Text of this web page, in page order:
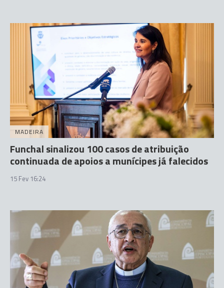
MADEIRA
Funchal sinalizou 100 casos de atribuição
continuada de apoios a munícipes já falecidos
15 Fev 16:24